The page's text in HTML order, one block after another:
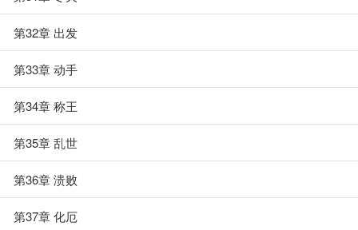
第32章 出发
第33章 动手
第34章 称王
第35章 乱世
第36章 溃败
第37章 化厄